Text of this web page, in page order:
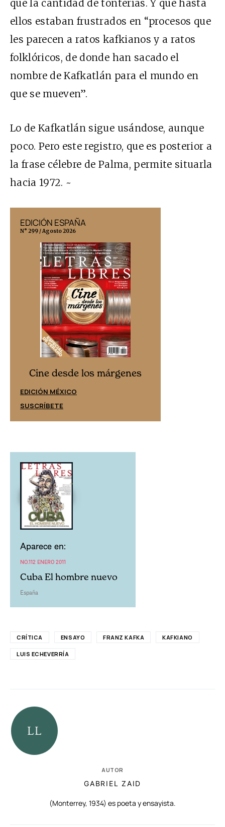
que la cantidad de tonterías. Y que hasta
ellos estaban frustrados en “procesos que
les parecen a ratos kafkianos y a ratos
folklóricos, de donde han sacado el
nombre de Kafkatlán para el mundo en
que se mueven”.
Lo de Kafkatlán sigue usándose, aunque
poco. Pero este registro, que es posterior a
la frase célebre de Palma, permite situarla
hacia 1972. ~
EDICIÓN ESPAÑA
N° 299 / Agosto 2026
Cine desde los márgenes
EDICIÓN MÉXICO
SUSCRÍBETE
Aparece en:
NO.112 ENERO 2011
Cuba El hombre nuevo
España
CRÍTICA ENSAYO FRANZ KAFKA KAFKIANO
LUIS ECHEVERRÍA
AUTOR
GABRIEL ZAID
(Monterrey, 1934) es poeta y ensayista.